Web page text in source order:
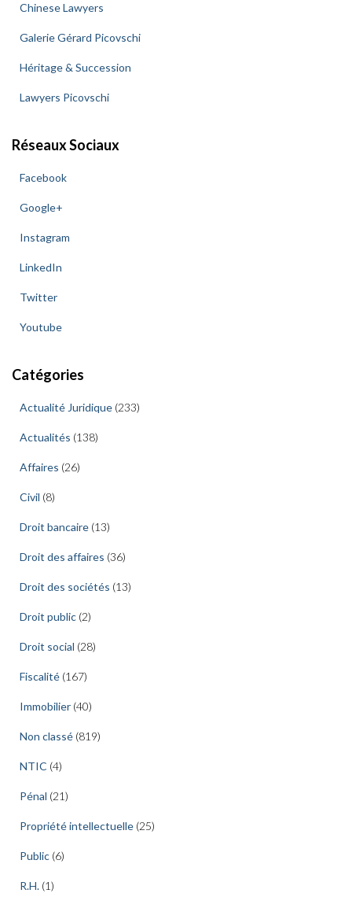
Chinese Lawyers
Galerie Gérard Picovschi
Héritage & Succession
Lawyers Picovschi
Réseaux Sociaux
Facebook
Google+
Instagram
LinkedIn
Twitter
Youtube
Catégories
Actualité Juridique (233)
Actualités (138)
Affaires (26)
Civil (8)
Droit bancaire (13)
Droit des affaires (36)
Droit des sociétés (13)
Droit public (2)
Droit social (28)
Fiscalité (167)
Immobilier (40)
Non classé (819)
NTIC (4)
Pénal (21)
Propriété intellectuelle (25)
Public (6)
R.H. (1)